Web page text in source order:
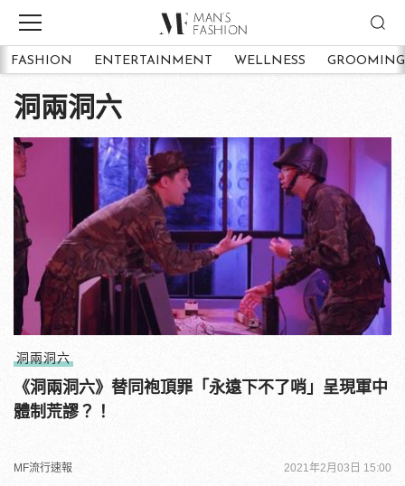
FASHION ENTERTAINMENT WELLNESS GROOMING
洞兩洞六
洞兩洞六
《洞兩洞六》替同袍頂罪「永遠下不了哨」呈現軍中
體制荒謬？！
MF流行速報 2021年2月03日 15:00